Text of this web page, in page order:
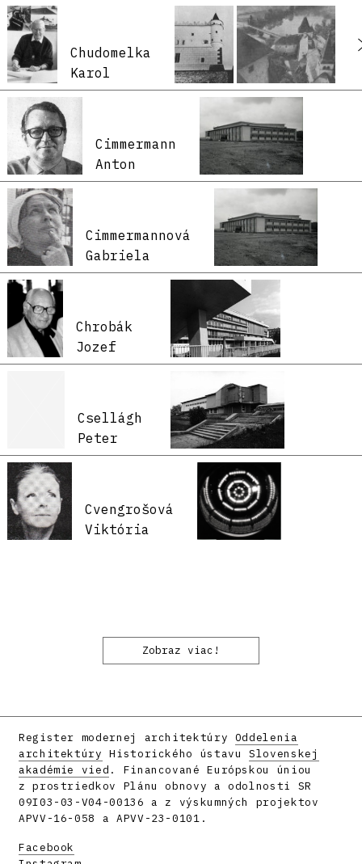
Chudomelka
Karol
Cimmermann
Anton
Cimmermannová
Gabriela
Chrobák
Jozef
Csellágh
Peter
Cvengrošová
Viktória
Zobraz viac!
Register modernej architektúry Oddelenia
architektúry Historického ústavuSlovenskej
akadémie vied . Financované Európskou úniou
z prostriedkov Plánu obnovy a odolnosti SR
09I03-03-V04-00136 a z výskumných projektov
APVV-16-058 a APVV-23-0101.
Facebook